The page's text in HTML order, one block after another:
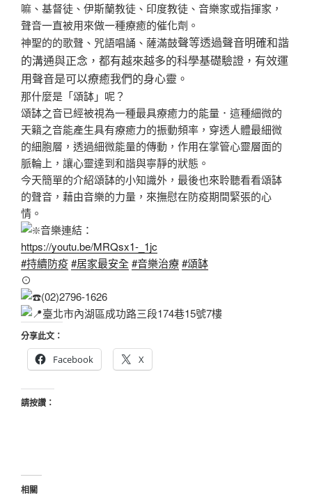
嘛、基督徒、伊斯蘭教徒、印度教徒、音樂家或指揮家，
聲音一直被用來做一種療癒的催化劑。
神聖的的歌聲、咒語唱誦、薩滿鼓聲等透過聲音明確和諧
的溝通與正念，都有越來越多的科學基礎驗證，有效運
用聲音是可以療癒我們的身心靈。
那什麼是「頌缽」呢？
頌缽之音已經被視為一種最具療癒力的能量．這種細微的
天籟之音能產生具有療癒力的振動頻率，穿透人體最細微
的細胞層，透過細微能量的傳動，作用在掌管心靈層面的
脈輪上，讓心靈達到和諧與寧靜的狀態。
今天簡單的介紹頌缽的小知識外，最後也來聆聽看看頌缽
的聲音，藉由音樂的力量，來撫慰在防疫期間緊張的心
情。
音樂連結：
https://youtu.be/MRQsx1-_1jc
#持續防疫#居家最安全#音樂治療#頌缽
⊙
(02)2796-1626
臺北市內湖區成功路三段174巷15號7樓
分享此文：
Facebook
X
請按讚：
相關